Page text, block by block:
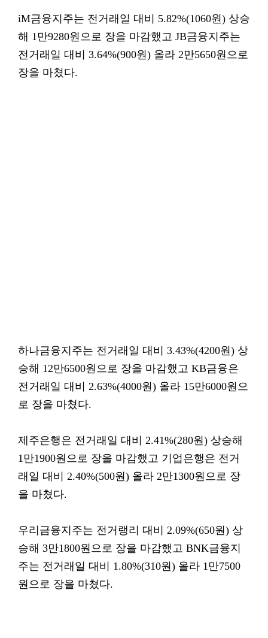
iM금융지주는 전거래일 대비 5.82%(1060원) 상승
해 1만9280원으로 장을 마감했고 JB금융지주는
전거래일 대비 3.64%(900원) 올라 2만5650원으로
장을 마쳤다.
하나금융지주는 전거래일 대비 3.43%(4200원) 상
승해 12만6500원으로 장을 마감했고 KB금융은
전거래일 대비 2.63%(4000원) 올라 15만6000원으
로 장을 마쳤다.
제주은행은 전거래일 대비 2.41%(280원) 상승해
1만1900원으로 장을 마감했고 기업은행은 전거
래일 대비 2.40%(500원) 올라 2만1300원으로 장
을 마쳤다.
우리금융지주는 전거랭리 대비 2.09%(650원) 상
승해 3만1800원으로 장을 마감했고 BNK금융지
주는 전거래일 대비 1.80%(310원) 올라 1만7500
원으로 장을 마쳤다.